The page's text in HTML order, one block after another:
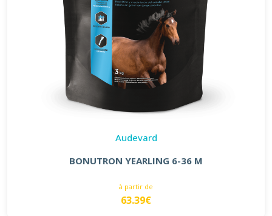
Audevard
BONUTRON YEARLING 6-36 M
à partir de
63.39€